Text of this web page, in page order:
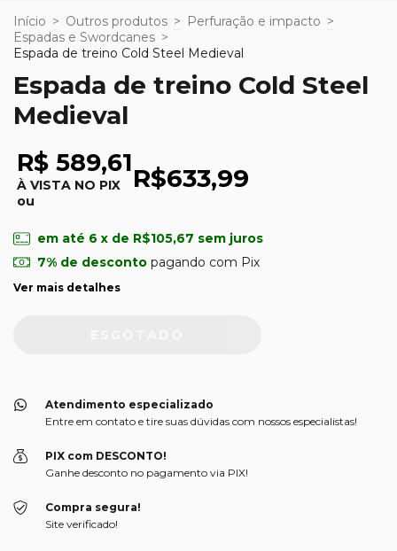
Início > Outros produtos > Perfuração e impacto >
Espadas e Swordcanes >
Espada de treino Cold Steel Medieval
Espada de treino Cold Steel
Medieval
R$ 589,61
À VISTA NO PIX
ou
R$633,99
em até 6 x de R$105,67 sem juros
7% de descontopagando com Pix
Ver mais detalhes
Atendimento especializado
Entre em contato e tire suas dúvidas com nossos especialistas!
PIX com DESCONTO!
Ganhe desconto no pagamento via PIX!
Compra segura!
Site verificado!